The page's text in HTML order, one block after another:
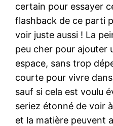
certain pour essayer
flashback de ce parti
voir juste aussi ! La
peu cher pour ajouter
espace, sans trop
courte pour vivre
sauf si cela est voulu
seriez étonné de voir
et la matière peuvent